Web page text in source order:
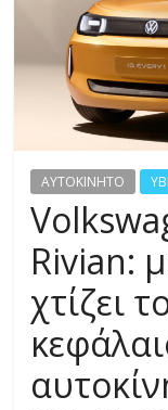
R
E
S
SAYTOKINHTO
Rivian:
χτίζει